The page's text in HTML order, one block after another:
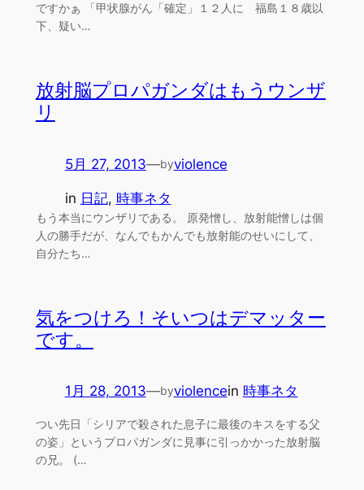
ですかぁ 「甲状腺がん「確定」１２人に 福島１８歳以
下、疑い…
放射脳プロパガンダはもうウンザ
リ
5月 27, 2013—byviolence
in 日記, 時事ネタ
もう本当にウンザリである。 原発憎し、放射能憎しは個
人の勝手だが、なんでもかんでも放射能のせいにして、
自分たち…
気をつけろ！そいつはデマッター
です。
1月 28, 2013—byviolencein 時事ネタ
つい先日「シリアで殺された息子に最後のキスをする父
の姿」というプロパガンダに見事に引っかかった放射脳
の兄。 (…